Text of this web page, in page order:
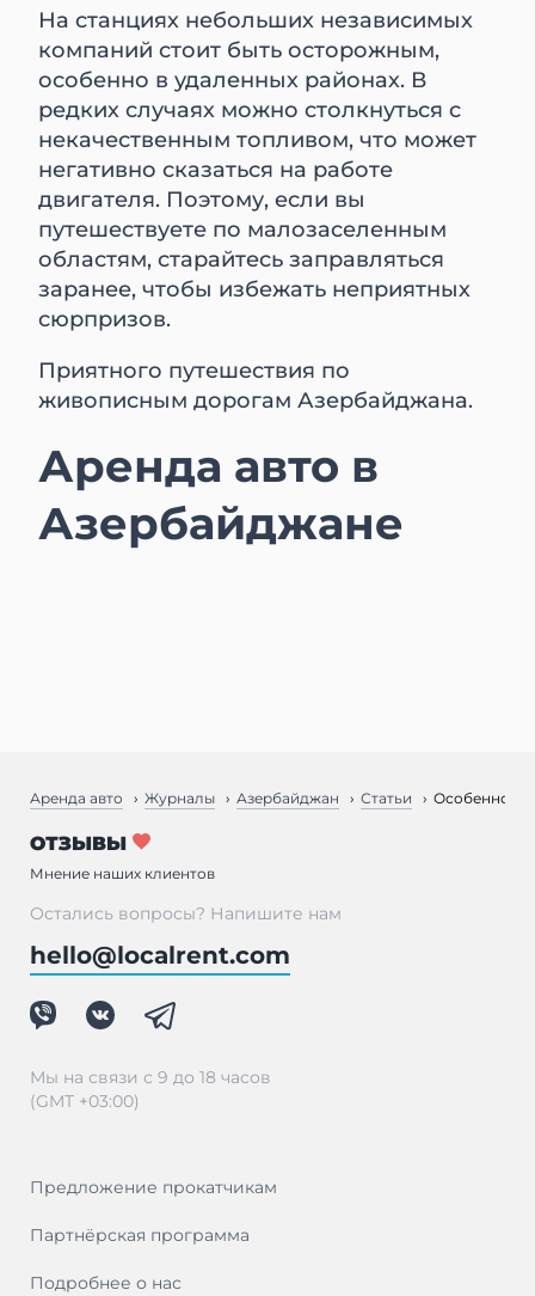
На станциях небольших независимых
компаний стоит быть осторожным,
особенно в удаленных районах. В
редких случаях можно столкнуться с
некачественным топливом, что может
негативно сказаться на работе
двигателя. Поэтому, если вы
путешествуете по малозаселенным
областям, старайтесь заправляться
заранее, чтобы избежать неприятных
сюрпризов.
Приятного путешествия по
живописным дорогам Азербайджана.
Аренда авто в
Азербайджане
Аренда авто Журналы Азербайджан Статьи
ОТЗЫВЫ
Мнение наших клиентов
Предложение прокатчикам
Партнёрская программа
Подробнее о нас
Остались вопросы? Напишите нам
hello@localrent.com
Мы на связи с 9 до 18 часов
(GMT +03:00)